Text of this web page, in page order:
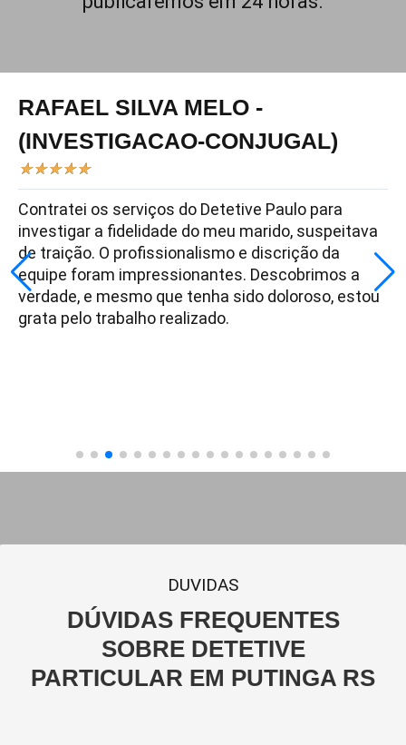
RAFAEL SILVA MELO -
(INVESTIGACAO-CONJUGAL)
★★★★★
Contratei os serviços do Detetive Paulo para
investigar a fidelidade do meu marido, suspeitava
de traição. O profissionalismo e discrição da
equipe foram impressionantes. Descobrimos a
verdade, e mesmo que tenha sido doloroso, estou
grata pelo trabalho realizado.
DUVIDAS
DÚVIDAS FREQUENTES
SOBRE DETETIVE
PARTICULAR EM PUTINGA RS